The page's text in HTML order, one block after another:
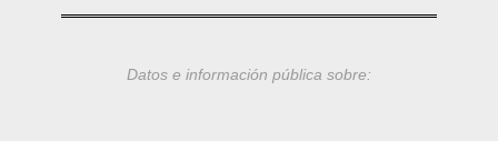
Datos e información pública sobre: